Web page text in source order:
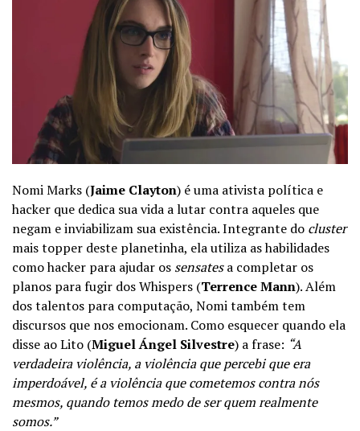
Nomi Marks (Jaime Clayton) é uma ativista política e
hacker que dedica sua vida a lutar contra aqueles que
negam e inviabilizam sua existência. Integrante do cluster
mais topper deste planetinha, ela utiliza as habilidades
como hacker para ajudar os sensatesa completar os
planos para fugir dos Whispers (Terrence Mann). Além
dos talentos para computação, Nomi também tem
discursos que nos emocionam. Como esquecer quando ela
disse ao Lito (Miguel Ángel Silvestre) a frase: “A
verdadeira violência, a violência que percebi que era
imperdoável, é a violência que cometemos contra nós
mesmos, quando temos medo de ser quem realmente
somos.”